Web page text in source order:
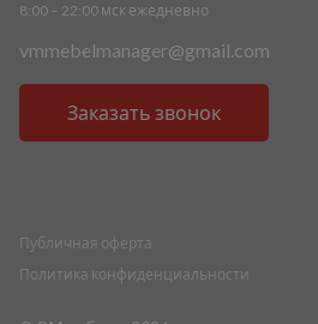
8:00 – 22:00 мск ежедневно
vmmebelmanager@gmail.com
Заказать звонок
Публичная оферта
Политика конфиденциальности